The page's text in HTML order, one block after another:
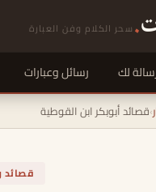
. سحر الكلام وفن العبارة
لك رسائل وعبارات
›قصائد أبوبكر ابن القوطية
قصائد